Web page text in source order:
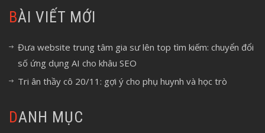
BÀI VIẾT MỚI
Đưa website trung tâm gia sư lên top tìm kiếm: chuyển đổi
số ứng dụng AI cho khâu SEO
Tri ân thầy cô 20/11: gợi ý cho phụ huynh và học trò
DANH MỤC